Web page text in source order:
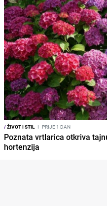
/ŽIVOT I STIL I PRIJE 1 DAN
Poznata vrtlarica otkriva
hortenzija